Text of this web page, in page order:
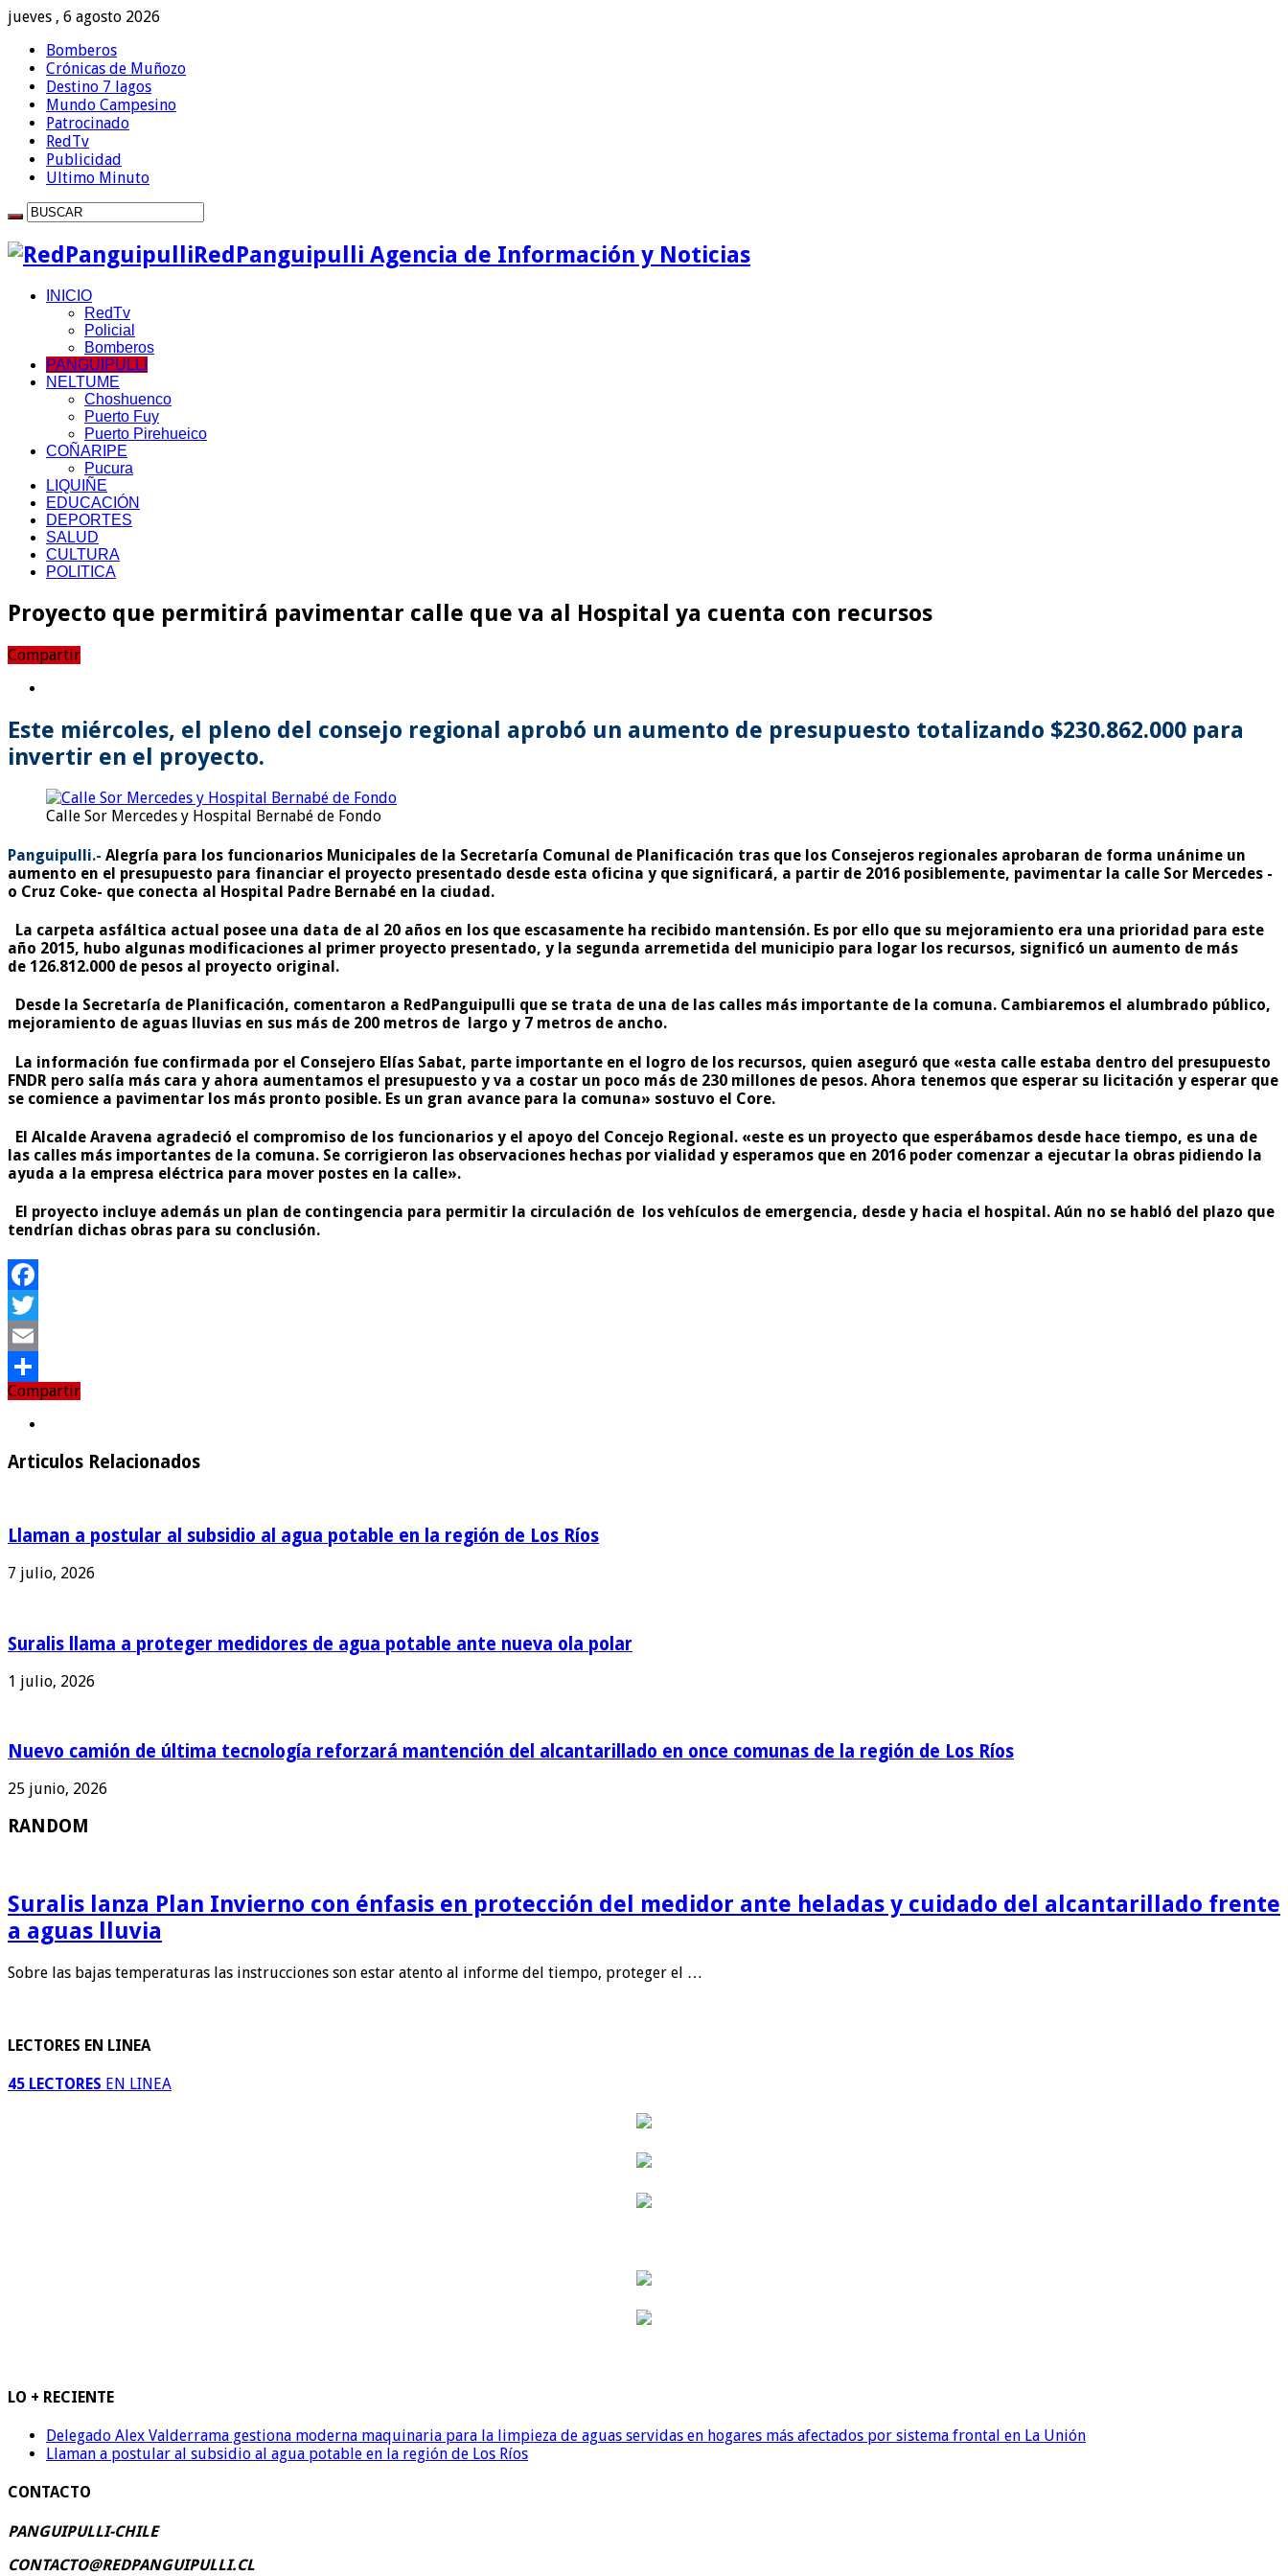
jueves , 6 agosto 2026
Bomberos
Crónicas de Muñozo
Destino 7 lagos
Mundo Campesino
Patrocinado
RedTv
Publicidad
Ultimo Minuto
RedPanguipulli Agencia de Información y Noticias
INICIO
RedTv
Policial
Bomberos
PANGUIPULLI
NELTUME
Choshuenco
Puerto Fuy
Puerto Pirehueico
COÑARIPE
Pucura
LIQUIÑE
EDUCACIÓN
DEPORTES
SALUD
CULTURA
POLITICA
Proyecto que permitirá pavimentar calle que va al Hospital ya cuenta con recursos
Compartir
Este miércoles, el pleno del consejo regional aprobó un aumento de presupuesto totalizando $230.862.000 para
invertir en el proyecto.
Calle Sor Mercedes y Hospital Bernabé de Fondo
Panguipulli.- Alegría para los funcionarios Municipales de la Secretaría Comunal de Planificación tras que los Consejeros regionales aprobaran de forma unánime un
aumento en el presupuesto para financiar el proyecto presentado desde esta oficina y que significará, a partir de 2016 posiblemente, pavimentar la calle Sor Mercedes -
o Cruz Coke- que conecta al Hospital Padre Bernabé en la ciudad.
La carpeta asfáltica actual posee una data de al 20 años en los que escasamente ha recibido mantensión. Es por ello que su mejoramiento era una prioridad para este
año 2015, hubo algunas modificaciones al primer proyecto presentado, y la segunda arremetida del municipio para logar los recursos, significó un aumento de más
de 126.812.000 de pesos al proyecto original.
Desde la Secretaría de Planificación, comentaron a RedPanguipulli que se trata de una de las calles más importante de la comuna. Cambiaremos el alumbrado público,
mejoramiento de aguas lluvias en sus más de 200 metros de largo y 7 metros de ancho.
La información fue confirmada por el Consejero Elías Sabat, parte importante en el logro de los recursos, quien aseguró que «esta calle estaba dentro del presupuesto
FNDR pero salía más cara y ahora aumentamos el presupuesto y va a costar un poco más de 230 millones de pesos. Ahora tenemos que esperar su licitación y esperar que
se comience a pavimentar los más pronto posible. Es un gran avance para la comuna» sostuvo el Core.
El Alcalde Aravena agradeció el compromiso de los funcionarios y el apoyo del Concejo Regional. «este es un proyecto que esperábamos desde hace tiempo, es una de
las calles más importantes de la comuna. Se corrigieron las observaciones hechas por vialidad y esperamos que en 2016 poder comenzar a ejecutar la obras pidiendo la
ayuda a la empresa eléctrica para mover postes en la calle».
El proyecto incluye además un plan de contingencia para permitir la circulación de los vehículos de emergencia, desde y hacia el hospital. Aún no se habló del plazo que
tendrían dichas obras para su conclusión.
Facebook
Twitter
Email
Compartir
Compartir
Articulos Relacionados
Llaman a postular al subsidio al agua potable en la región de Los Ríos
7 julio, 2026
Suralis llama a proteger medidores de agua potable ante nueva ola polar
1 julio, 2026
Nuevo camión de última tecnología reforzará mantención del alcantarillado en once comunas de la región de Los Ríos
25 junio, 2026
RANDOM
Suralis lanza Plan Invierno con énfasis en protección del medidor ante heladas y cuidado del alcantarillado frente
a aguas lluvia
Sobre las bajas temperaturas las instrucciones son estar atento al informe del tiempo, proteger el …
LECTORES EN LINEA
45 LECTORES EN LINEA
LO + RECIENTE
Delegado Alex Valderrama gestiona moderna maquinaria para la limpieza de aguas servidas en hogares más afectados por sistema frontal en La Unión
Llaman a postular al subsidio al agua potable en la región de Los Ríos
CONTACTO
PANGUIPULLI-CHILE
CONTACTO@REDPANGUIPULLI.CL